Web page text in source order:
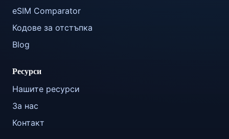
eSIM Comparator
Кодове за отстъпка
Blog
Ресурси
Нашите ресурси
За нас
Контакт